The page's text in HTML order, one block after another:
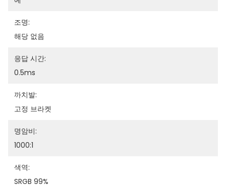
조명:
해당 없음
응답 시간:
0.5ms
까치발:
고정 브라켓
명암비:
1000:1
색역:
SRGB 99%